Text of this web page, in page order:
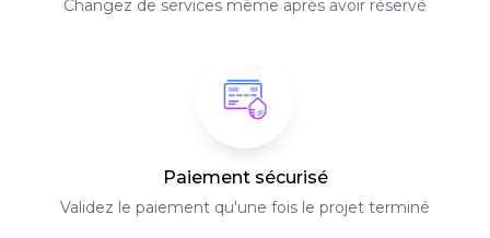
Changez de services même après avoir réservé
Paiement sécurisé
Validez le paiement qu'une fois le projet terminé